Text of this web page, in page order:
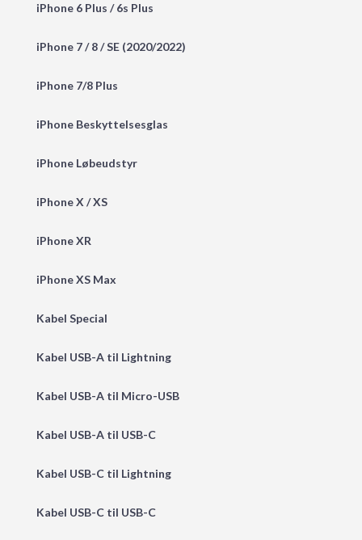
iPhone 6 Plus / 6s Plus
iPhone 7 / 8 / SE (2020/2022)
iPhone 7/8 Plus
iPhone Beskyttelsesglas
iPhone Løbeudstyr
iPhone X / XS
iPhone XR
iPhone XS Max
Kabel Special
Kabel USB-A til Lightning
Kabel USB-A til Micro-USB
Kabel USB-A til USB-C
Kabel USB-C til Lightning
Kabel USB-C til USB-C